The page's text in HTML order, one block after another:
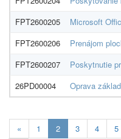
FPT2600205
Microsoft
FPT2600206
Prenájom
FPT2600207
Poskytnutie
26PD00004
Oprava
« 1 2Aktuálna
3 4 5